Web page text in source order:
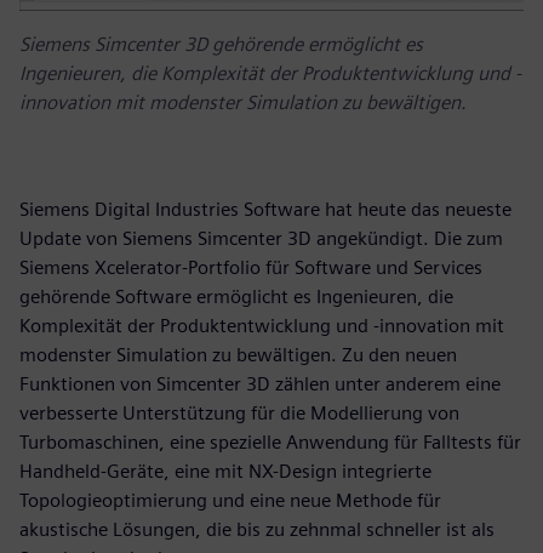
Siemens Simcenter 3D gehörende ermöglicht es
Ingenieuren, die Komplexität der Produktentwicklung und -
innovation mit modenster Simulation zu bewältigen.
Siemens Digital Industries Software hat heute das neueste
Update von Siemens Simcenter 3D angekündigt. Die zum
Siemens Xcelerator-Portfolio für Software und Services
gehörende Software ermöglicht es Ingenieuren, die
Komplexität der Produktentwicklung und -innovation mit
modenster Simulation zu bewältigen. Zu den neuen
Funktionen von Simcenter 3D zählen unter anderem eine
verbesserte Unterstützung für die Modellierung von
Turbomaschinen, eine spezielle Anwendung für Falltests für
Handheld-Geräte, eine mit NX-Design integrierte
Topologieoptimierung und eine neue Methode für
akustische Lösungen, die bis zu zehnmal schneller ist als